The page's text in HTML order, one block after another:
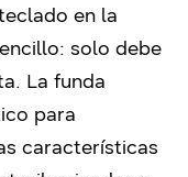
en la
solo debe
La funda
para
características